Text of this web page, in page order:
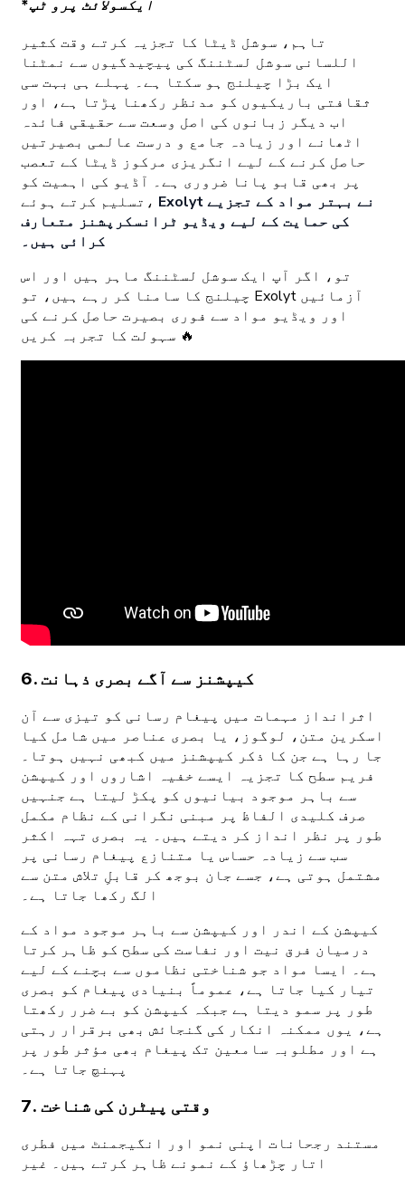
*ایکسولائٹ پرو ٹپ
تاہم، سوشل ڈیٹا کا تجزیہ کرتے وقت کثیر
اللسانی سوشل لسٹننگ کی پیچیدگیوں سے نمٹنا
ایک بڑا چیلنج ہو سکتا ہے۔ پہلے ہی بہت سی
ثقافتی باریکیوں کو مدنظر رکھنا پڑتا ہے، اور
اب دیگر زبانوں کی اصل وسعت سے حقیقی فائدہ
اٹھانے اور زیادہ جامع و درست عالمی بصیرتیں
حاصل کرنے کے لیے انگریزی مرکوز ڈیٹا کے تعصب
پر بھی قابو پانا ضروری ہے۔ آڈیو کی اہمیت کو
تسلیم کرتے ہوئے، Exolyt نے بہتر مواد کے تجزیے
کی حمایت کے لیے ویڈیو ٹرانسکرپشنز متعارف
کرائی ہیں۔
تو، اگر آپ ایک سوشل لسٹننگ ماہر ہیں اور اس
چیلنج کا سامنا کر رہے ہیں، تو Exolyt آزمائیں
اور ویڈیو مواد سے فوری بصیرت حاصل کرنے کی
سہولت کا تجربہ کریں 🔥
6. کیپشنز سے آگے بصری ذہانت
اثرانداز مہمات میں پیغام رسانی کو تیزی سے آن
اسکرین متن، لوگوز، یا بصری عناصر میں شامل کیا
جا رہا ہے جن کا ذکر کیپشنز میں کبھی نہیں ہوتا۔
فریم سطح کا تجزیہ ایسے خفیہ اشاروں اور کیپشن
سے باہر موجود بیانیوں کو پکڑ لیتا ہے جنہیں
صرف کلیدی الفاظ پر مبنی نگرانی کے نظام مکمل
طور پر نظر انداز کر دیتے ہیں۔ یہ بصری تہہ اکثر
سب سے زیادہ حساس یا متنازع پیغام رسانی پر
مشتمل ہوتی ہے، جسے جان بوجھ کر قابلِ تلاش متن سے
الگ رکھا جاتا ہے۔
کیپشن کے اندر اور کیپشن سے باہر موجود مواد کے
درمیان فرق نیت اور نفاست کی سطح کو ظاہر کرتا
ہے۔ ایسا مواد جو شناختی نظاموں سے بچنے کے لیے
تیار کیا جاتا ہے، عموماً بنیادی پیغام کو بصری
طور پر سمو دیتا ہے جبکہ کیپشن کو بے ضرر رکھتا
ہے، یوں ممکنہ انکار کی گنجائش بھی برقرار رہتی
ہے اور مطلوبہ سامعین تک پیغام بھی مؤثر طور پر
پہنچ جاتا ہے۔
7. وقتی پیٹرن کی شناخت
مستند رجحانات اپنی نمو اور انگیجمنٹ میں فطری
اتار چڑھاؤ کے نمونے ظاہر کرتے ہیں۔ غیر